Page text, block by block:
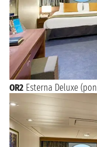
OR2 Esterna Deluxe